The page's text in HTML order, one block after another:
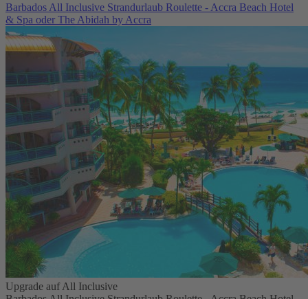
Barbados All Inclusive Strandurlaub Roulette - Accra Beach Hotel
& Spa oder The Abidah by Accra
Upgrade auf All Inclusive